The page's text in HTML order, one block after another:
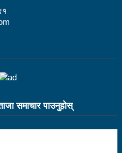
कलाकारको व्यवस्थापनमा
class for sister cities
was successfully
समाचार पाउनुहाेस्